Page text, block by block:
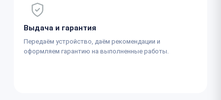
Выдача и гарантия
Передаём устройство, даём рекомендации и
оформляем гарантию на выполненные работы.